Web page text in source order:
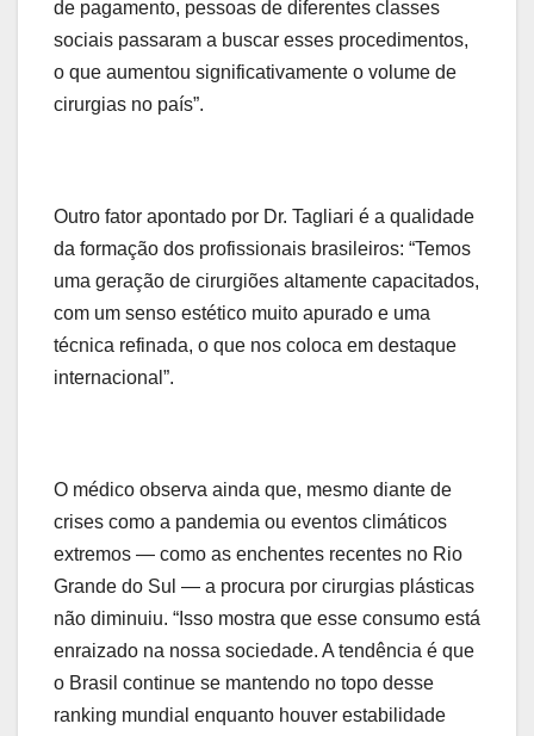
de pagamento, pessoas de diferentes classes
sociais passaram a buscar esses procedimentos,
o que aumentou significativamente o volume de
cirurgias no país”.
Outro fator apontado por Dr. Tagliari é a qualidade
da formação dos profissionais brasileiros: “Temos
uma geração de cirurgiões altamente capacitados,
com um senso estético muito apurado e uma
técnica refinada, o que nos coloca em destaque
internacional”.
O médico observa ainda que, mesmo diante de
crises como a pandemia ou eventos climáticos
extremos — como as enchentes recentes no Rio
Grande do Sul — a procura por cirurgias plásticas
não diminuiu. “Isso mostra que esse consumo está
enraizado na nossa sociedade. A tendência é que
o Brasil continue se mantendo no topo desse
ranking mundial enquanto houver estabilidade